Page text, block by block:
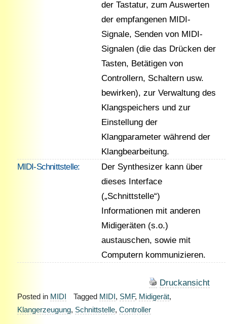
der Tastatur, zum Auswerten
der empfangenen MIDI-
Signale, Senden von MIDI-
Signalen (die das Drücken der
Tasten, Betätigen von
Controllern, Schaltern usw.
bewirken), zur Verwaltung des
Klangspeichers und zur
Einstellung der
Klangparameter während der
Klangbearbeitung.
MIDI-Schnittstelle:
Der Synthesizer kann über
dieses Interface
(„Schnittstelle“)
Informationen mit anderen
Midigeräten (s.o.)
austauschen, sowie mit
Computern kommunizieren.
Druckansicht
Posted in MIDI Tagged MIDI, SMF, Midigerät,
Klangerzeugung, Schnittstelle, Controller